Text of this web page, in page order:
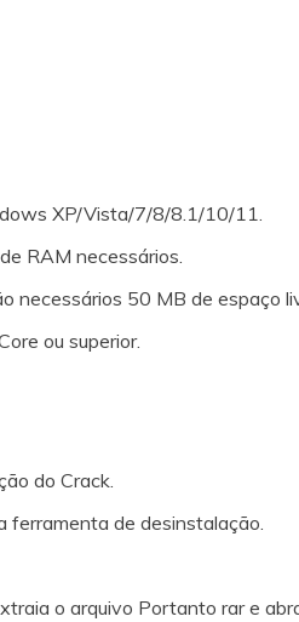
XP/Vista/7/8/8.1/10/11.
RAM necessários.
necessários 50 MB de espaço
ou superior.
do Crack.
ferramenta de desinstalação.
o arquivo Portanto rar e